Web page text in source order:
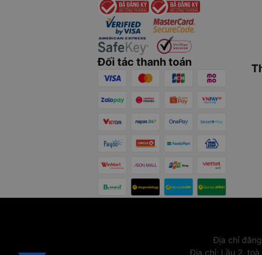
Đối tác thanh toán
Địa chỉ
Địa chỉ: Lầu 2, toà